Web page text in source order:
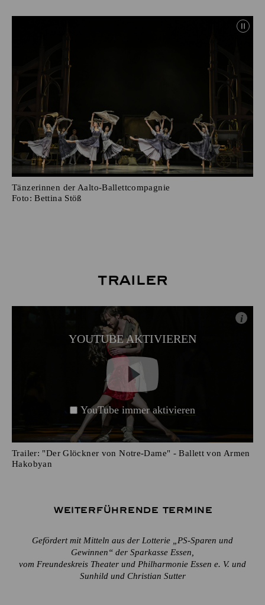
Tänzerinnen der Aalto-Ballettcompagnie
Foto: Bettina Stöß
Trailer
YOUTUBE AKTIVIEREN
i
YouTube immer aktivieren
Trailer: "Der Glöckner von Notre-Dame" - Ballett von Armen
Hakobyan
Weiterführende Termine
Gefördert mit Mitteln aus der Lotterie „PS-Sparen und
Gewinnen“ der Sparkasse Essen,
vom Freundeskreis Theater und Philharmonie Essen e. V. und
Sunhild und Christian Sutter